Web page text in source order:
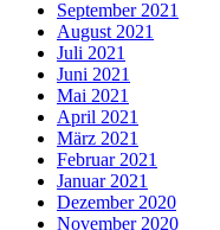
September 2021
August 2021
Juli 2021
Juni 2021
Mai 2021
April 2021
März 2021
Februar 2021
Januar 2021
Dezember 2020
November 2020